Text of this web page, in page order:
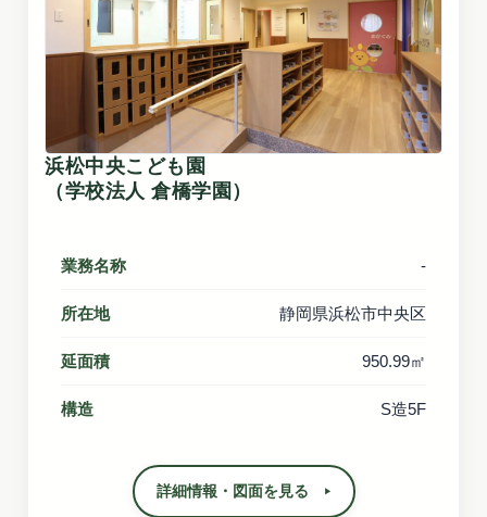
浜松中央こども園
（学校法人 倉橋学園）
業務名称 -
所在地 静岡県浜松市中央区
延面積 950.99㎡
構造 S造5F
詳細情報・図面を見る